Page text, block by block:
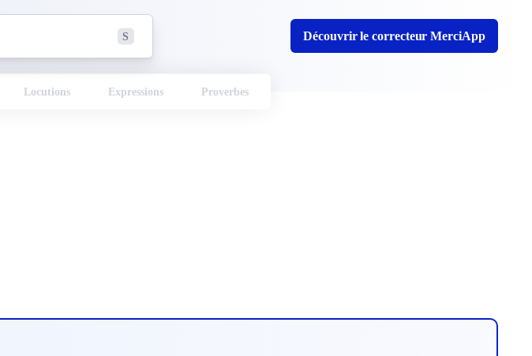
S Découvrir le correcteur MerciApp
Locutions Expressions Proverbes